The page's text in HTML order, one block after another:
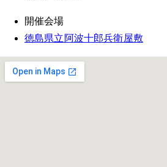
開催会場
徳島県立阿波十郎兵衛屋敷